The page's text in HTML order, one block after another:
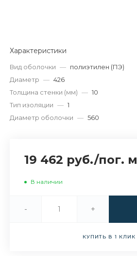
Характеристики
Вид оболочки — полиэтилен (ПЭ)
Диаметр — 426
Толщина стенки (мм) — 10
Тип изоляции — 1
Диаметр оболочки — 560
19 462 руб./пог. м
В наличии
- +
КУПИТЬ В 1 КЛИК